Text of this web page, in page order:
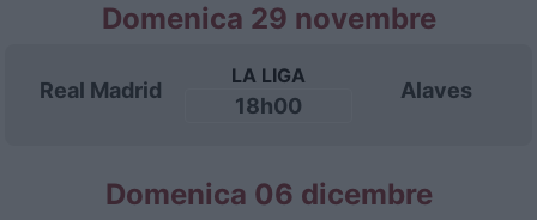
Domenica 29 novembre
Real Madrid
LA LIGA
18h00
Alaves
Domenica 06 dicembre